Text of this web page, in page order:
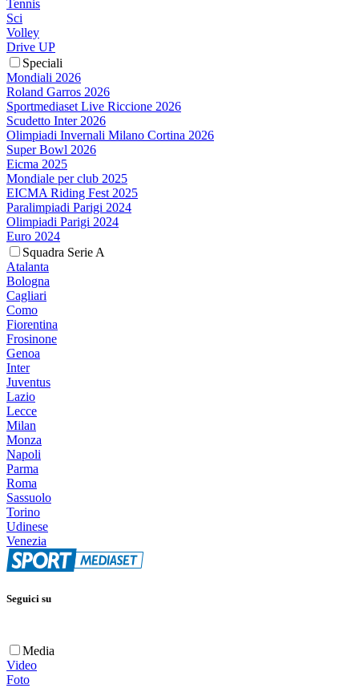
Tennis
Sci
Volley
Drive UP
Speciali
Mondiali 2026
Roland Garros 2026
Sportmediaset Live Riccione 2026
Scudetto Inter 2026
Olimpiadi Invernali Milano Cortina 2026
Super Bowl 2026
Eicma 2025
Mondiale per club 2025
EICMA Riding Fest 2025
Paralimpiadi Parigi 2024
Olimpiadi Parigi 2024
Euro 2024
Squadra Serie A
Atalanta
Bologna
Cagliari
Como
Fiorentina
Frosinone
Genoa
Inter
Juventus
Lazio
Lecce
Milan
Monza
Napoli
Parma
Roma
Sassuolo
Torino
Udinese
Venezia
Seguici su
Media
Video
Foto